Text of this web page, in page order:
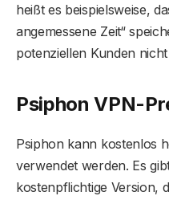
heißt es beispielsweise,
angemessene Zeit“
potenziellen Kunden
Psiphon VPN-
Psiphon kann kostenlos
verwendet werden. Es
kostenpflichtige Version,